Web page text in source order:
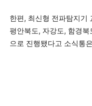
한편, 최신형 전파탐지기
평안북도, 자강도, 함경
으로 진행됐다고 소식통